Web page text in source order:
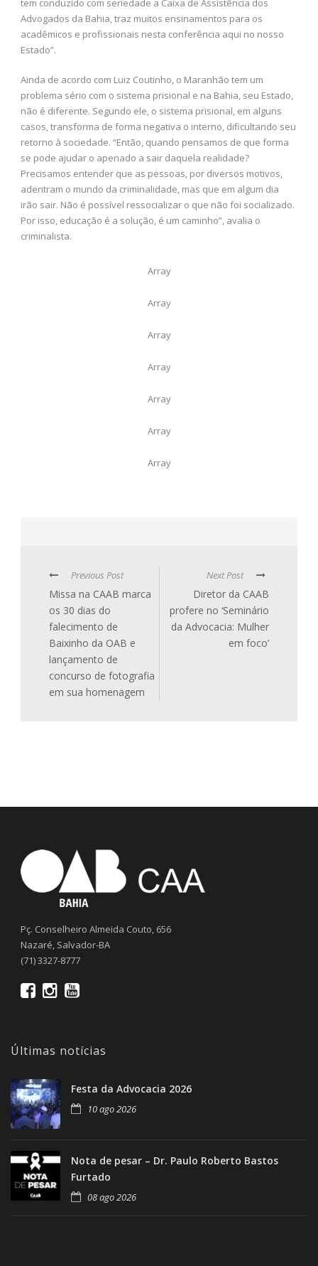
tem conduzido com seriedade a Caixa de Assistência dos
Advogados da Bahia, traz muitos ensinamentos para os
acadêmicos e profissionais nesta conferência aqui no nosso
Estado”.
Ainda de acordo com Luiz Coutinho, o Maranhão tem um
problema sério com o sistema prisional e na Bahia, seu Estado,
não é diferente. Segundo ele, o sistema prisional, em alguns
casos, transforma de forma negativa o interno, dificultando seu
retorno à sociedade. “Então, quando pensamos de que forma
se pode ajudar o apenado a sair daquela realidade?
Precisamos entender que as pessoas, por diversos motivos,
adentram o mundo da criminalidade, mas que em algum dia
irão sair. Não é possível ressocializar o que não foi socializado.
Por isso, educação é a solução, é um caminho”, avalia o
criminalista.
Array
Array
Array
Array
Array
Array
Array
Previous Post
Missa na CAAB marca
os 30 dias do
falecimento de
Baixinho da OAB e
lançamento de
concurso de fotografia
em sua homenagem
Next Post
Diretor da CAAB
profere no ‘Seminário
da Advocacia: Mulher
em foco’
Pç. Conselheiro Almeida Couto, 656
Nazaré, Salvador-BA
(71) 3327-8777
Últimas notícias
Festa da Advocacia 2026
10 ago 2026
Nota de pesar – Dr. Paulo Roberto Bastos
Furtado
08 ago 2026